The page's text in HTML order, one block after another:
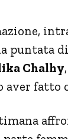
puntata
Chalhy
aver fatto